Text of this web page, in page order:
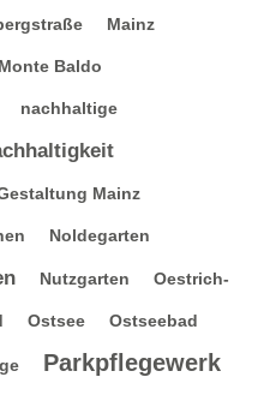
Mainz
Monte Baldo
nachhaltige
Mainz
Noldegarten
Nutzgarten Oestrich-
Ostsee Ostseebad
Parkpflegewerk